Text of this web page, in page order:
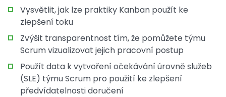
Vysvětlit, jak lze praktiky Kanban použít ke
zlepšení toku
Zvýšit transparentnost tím, že pomůžete týmu
Scrum vizualizovat jejich pracovní postup
Použít data k vytvoření očekávání úrovně služeb
(SLE) týmu Scrum pro použití ke zlepšení
předvídatelnosti doručení